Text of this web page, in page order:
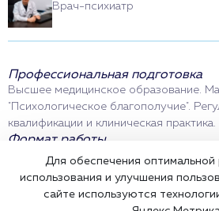
Врач-психиатр
Профессиональная подготовка
Высшее медицинское образование.
"Психологическое благополучие".
квалификации и клиническая практика.
Формат работы
Очный приёмВыезд врача на дом
Для обеспечения оптимальной
использования и улучшения
сайте используются